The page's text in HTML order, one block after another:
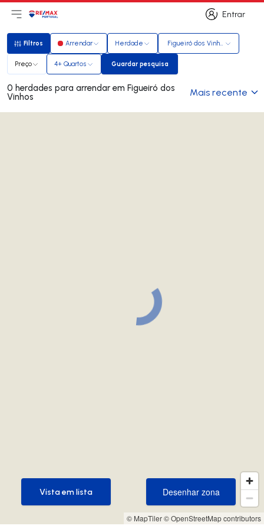
Entrar
Entrar
Abri menu principal
LogoIr para página inicial
Filtros
Filtros Arrendar Herdade Figueiró dos Vinhos
Preço 4+ Quartos Guardar pesquisa
Guardar pesquisa
0 herdades para arrendar em Figueiró dos
Vinhos Mais recente
© MapTiler© OpenStreetMap contributors
Desenhar zona
Desenhar zona
Vista em lista
Vista em lista